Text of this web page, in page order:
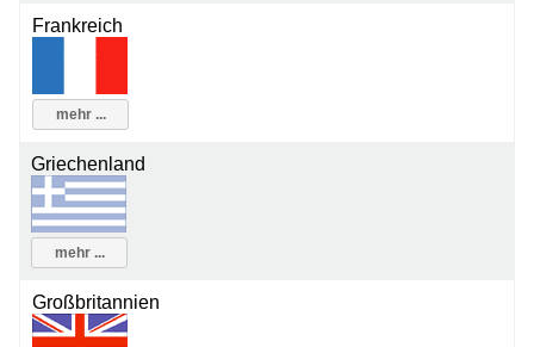
Frankreich
mehr ...
Griechenland
mehr ...
Großbritannien